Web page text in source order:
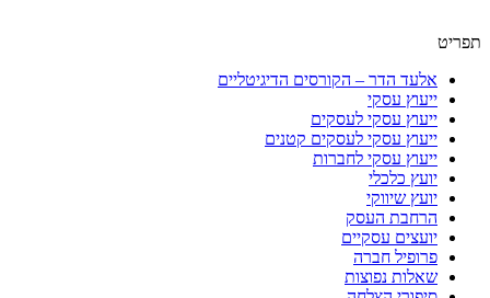
תפריט
אלעד הדר – הקורסים הדיגיטליים
ייעוץ עסקי
ייעוץ עסקי לעסקים
ייעוץ עסקי לעסקים קטנים
ייעוץ עסקי לחברות
יועץ כלכלי
יועץ שיווקי
הרחבת העסק​
יועצים עסקיים
פרופיל חברה
שאלות נפוצות